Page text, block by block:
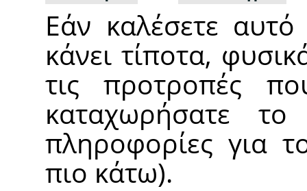
Εάν καλέσετε
κάνει τίποτα,
τις προτροπές
καταχωρήσατε το
πληροφορίες για
πιο κάτω).